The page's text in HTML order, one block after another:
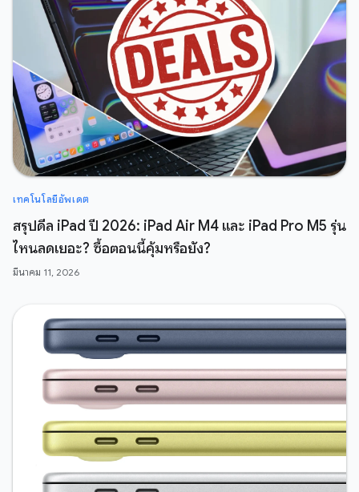
เทคโนโลยีอัพเดต
สรุปดีล iPad ปี 2026: iPad Air M4 และ iPad Pro M5 รุ่น
ไหนลดเยอะ? ซื้อตอนนี้คุ้มหรือยัง?
มีนาคม 11, 2026